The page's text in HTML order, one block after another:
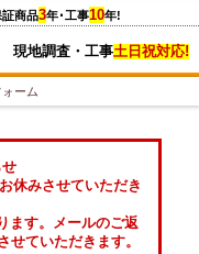
商品3年･工事10年!
現地調査・工事土日祝対応!
ーム
休みさせていただき
ます。メールのご返
せていただきます。